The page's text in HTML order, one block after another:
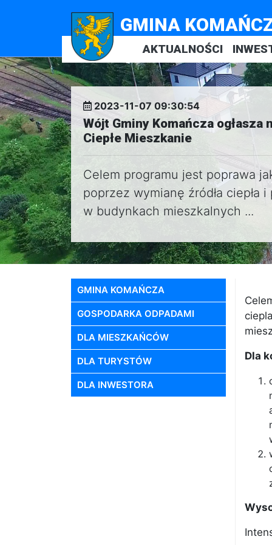
GMINA
AKTUALNOŚCI
2023-11-07 09:30:54
Wójt Gminy Komańcza
Ciepłe Mieszkanie
Celem programu jest poprawa
poprzez wymianę źródła
w budynkach mieszkalnych ...
GMINA KOMAŃCZA
GOSPODARKA ODPADAMI
DLA MIESZKAŃCÓW
DLA TURYSTÓW
DLA INWESTORA
Dla